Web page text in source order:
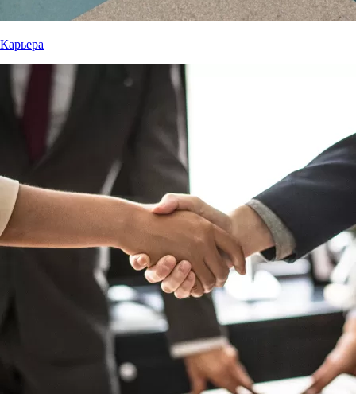
Карьера